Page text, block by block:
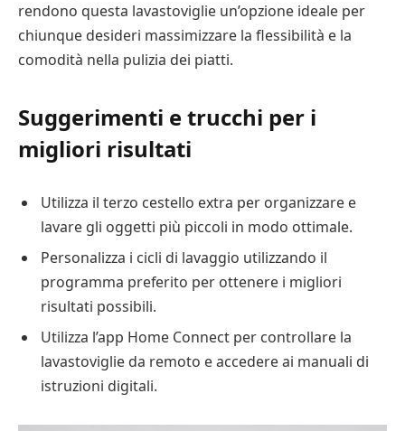
rendono questa lavastoviglie un’opzione ideale per
chiunque desideri massimizzare la flessibilità e la
comodità nella pulizia dei piatti.
Suggerimenti e trucchi per i
migliori risultati
Utilizza il terzo cestello extra per organizzare e
lavare gli oggetti più piccoli in modo ottimale.
Personalizza i cicli di lavaggio utilizzando il
programma preferito per ottenere i migliori
risultati possibili.
Utilizza l’app Home Connect per controllare la
lavastoviglie da remoto e accedere ai manuali di
istruzioni digitali.